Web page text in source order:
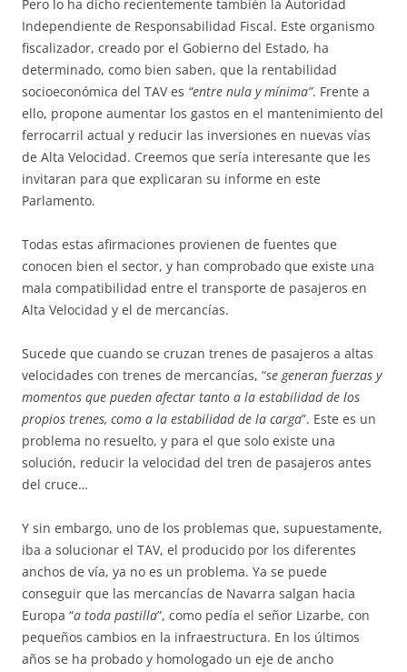
Pero lo ha dicho recientemente también la Autoridad
Independiente de Responsabilidad Fiscal. Este organismo
fiscalizador, creado por el Gobierno del Estado, ha
determinado, como bien saben, que la rentabilidad
socioeconómica del TAV es “entre nula y mínima”. Frente a
ello, propone aumentar los gastos en el mantenimiento del
ferrocarril actual y reducir las inversiones en nuevas vías
de Alta Velocidad. Creemos que sería interesante que les
invitaran para que explicaran su informe en este
Parlamento.
Todas estas afirmaciones provienen de fuentes que
conocen bien el sector, y han comprobado que existe una
mala compatibilidad entre el transporte de pasajeros en
Alta Velocidad y el de mercancías.
Sucede que cuando se cruzan trenes de pasajeros a altas
velocidades con trenes de mercancías, “se generan fuerzas y
momentos que pueden afectar tanto a la estabilidad de los
propios trenes, como a la estabilidad de la carga”. Este es un
problema no resuelto, y para el que solo existe una
solución, reducir la velocidad del tren de pasajeros antes
del cruce…
Y sin embargo, uno de los problemas que, supuestamente,
iba a solucionar el TAV, el producido por los diferentes
anchos de vía, ya no es un problema. Ya se puede
conseguir que las mercancías de Navarra salgan hacia
Europa “a toda pastilla”, como pedía el señor Lizarbe, con
pequeños cambios en la infraestructura. En los últimos
años se ha probado y homologado un eje de ancho